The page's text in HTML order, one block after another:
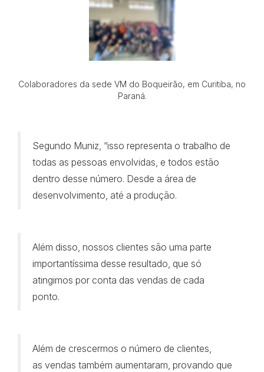
Colaboradores da sede VM do Boqueirão, em Curitiba, no
Paraná.
Segundo Muniz, “isso representa o trabalho de
todas as pessoas envolvidas, e todos estão
dentro desse número. Desde a área de
desenvolvimento, até a produção.
Além disso, nossos clientes são uma parte
importantíssima desse resultado, que só
atingimos por conta das vendas de cada
ponto.
Além de crescermos o número de clientes,
as vendas também aumentaram, provando que